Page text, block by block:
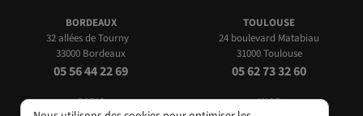
BORDEAUX
32 allées de Tourny
33000 Bordeaux
05 56 44 22 69
PARIS
TOULOUSE
24 boulevard Matabiau
31000 Toulouse
05 62 73 32 60
NICE